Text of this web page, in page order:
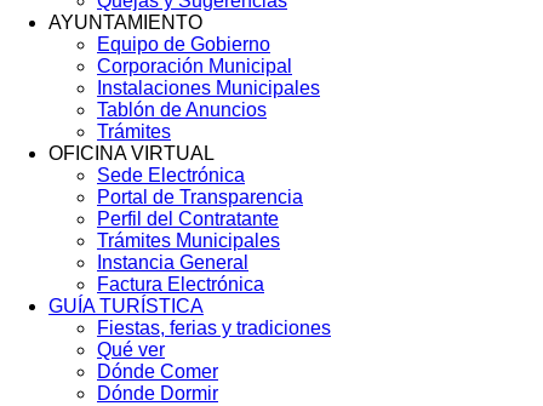
AYUNTAMIENTO
Equipo de Gobierno
Corporación Municipal
Instalaciones Municipales
Tablón de Anuncios
Trámites
OFICINA VIRTUAL
Sede Electrónica
Portal de Transparencia
Perfil del Contratante
Trámites Municipales
Instancia General
Factura Electrónica
GUÍA TURÍSTICA
Fiestas, ferias y tradiciones
Qué ver
Dónde Comer
Dónde Dormir